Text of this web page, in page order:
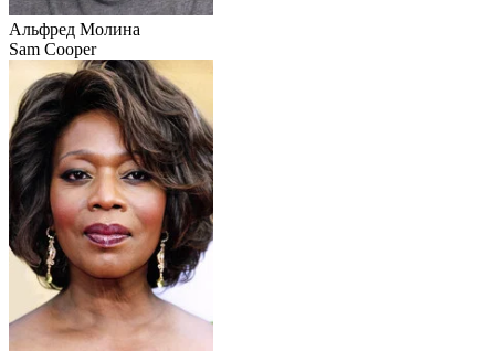
Альфред Молина
Sam Cooper